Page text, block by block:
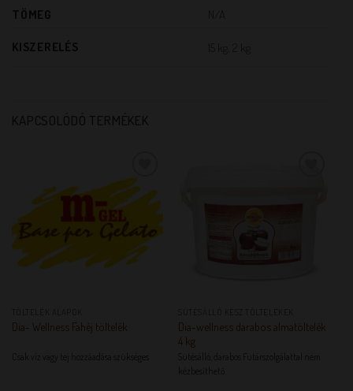
TÖMEG
KISZERELÉS
KAPCSOLÓDÓ TERMÉKEK
KEDVENCEM!
Dia- Wellness Fahéj töltelék
Csak víz vagy tej hozzáadása szükséges
Dia-wellness darabos almatöltelék
4 kg
Sütésálló, darabos Futárszolgálattal nem
kézbesíthető.